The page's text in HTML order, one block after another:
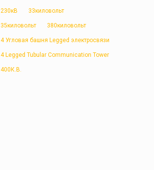
230кВ 33киловольт
35киловольт 380киловольт
4 Угловая башня Legged электросвязи
4 Legged Tubular Communication Tower
400К.В.